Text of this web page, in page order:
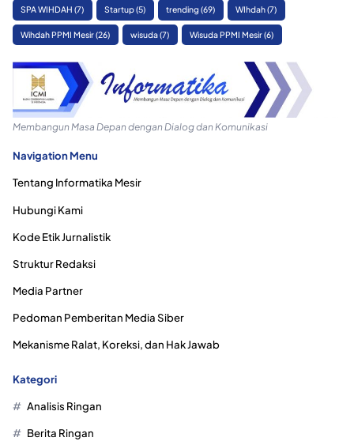
SPA WIHDAH (7) Startup(5) trending (69) WIhdah(7)
Wihdah PPMI Mesir(26) wisuda(7) Wisuda PPMI Mesir(6)
Membangun Masa Depan dengan Dialog dan Komunikasi
Navigation Menu
Tentang Informatika Mesir
Hubungi Kami
Kode Etik Jurnalistik
Struktur Redaksi
Media Partner
Pedoman Pemberitan Media Siber
Mekanisme Ralat, Koreksi, dan Hak Jawab
Kategori
Analisis Ringan
Berita Ringan